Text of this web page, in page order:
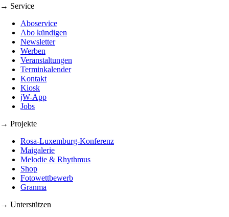
→ Service
Aboservice
Abo kündigen
Newsletter
Werben
Veranstaltungen
Terminkalender
Kontakt
Kiosk
jW-App
Jobs
→ Projekte
Rosa-Luxemburg-Konferenz
Maigalerie
Melodie & Rhythmus
Shop
Fotowettbewerb
Granma
→ Unterstützen